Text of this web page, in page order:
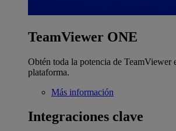
TeamViewer ONE
Obtén toda la potencia de TeamViewer
plataforma.
Más información
Integraciones clave